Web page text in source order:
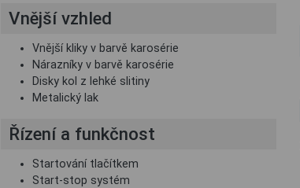
Vnější vzhled
Vnější kliky v barvě karosérie
Nárazníky v barvě karosérie
Disky kol z lehké slitiny
Metalický lak
Řízení a funkčnost
Startování tlačítkem
Start-stop systém